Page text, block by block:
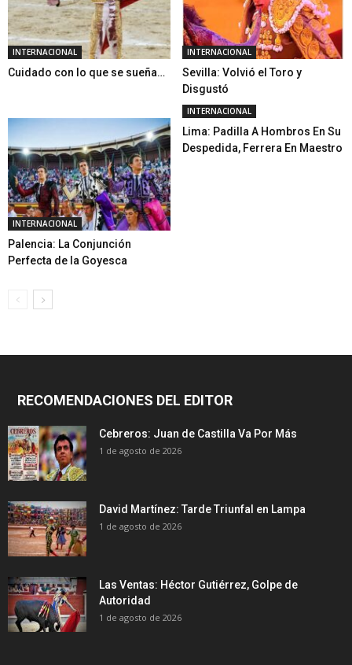
INTERNACIONAL
Cuidado con lo que se sueña…
INTERNACIONAL
Sevilla: Volvió el Toro y
Disgustó
INTERNACIONAL
Palencia: La Conjunción
Perfecta de la Goyesca
INTERNACIONAL
Lima: Padilla A Hombros En Su
Despedida, Ferrera En Maestro
RECOMENDACIONES DEL EDITOR
Cebreros: Juan de Castilla Va Por Más
1 de agosto de 2026
David Martínez: Tarde Triunfal en Lampa
1 de agosto de 2026
Las Ventas: Héctor Gutiérrez, Golpe de
Autoridad
1 de agosto de 2026